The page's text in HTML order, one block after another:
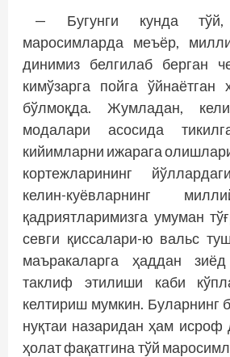
— Бугунги кунда
маросимларда меъёр,
динимиз белгилаб берган
кимўзарга пойга ўйнаётган
бўлмоқда. Жумладан,
модалари асосида
кийимларни ижарага
кортежларининг
келин-куёвларнинг
қадриятларимизга умуман
севги қиссалари-ю вальс
маъракаларга ҳаддан
таклиф этилиши каби
келтириш мумкин. Буларнинг
нуқтаи назаридан ҳам исроф
ҳолат фақатгина тўй